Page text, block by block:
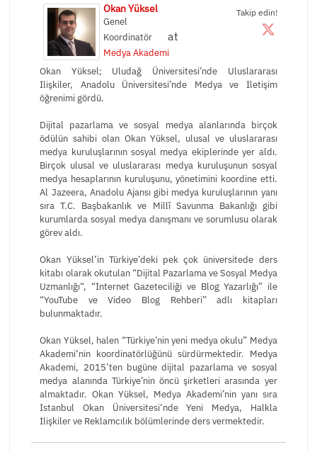
Takip edin!
Okan Yüksel
Genel
Koordinatör
at
Medya Akademi
Okan Yüksel; Uludağ Üniversitesi’nde Uluslararası
İlişkiler, Anadolu Üniversitesi’nde Medya ve İletişim
öğrenimi gördü.
Dijital pazarlama ve sosyal medya alanlarında birçok
ödülün sahibi olan Okan Yüksel, ulusal ve uluslararası
medya kuruluşlarının sosyal medya ekiplerinde yer aldı.
Birçok ulusal ve uluslararası medya kuruluşunun sosyal
medya hesaplarının kuruluşunu, yönetimini koordine etti.
Al Jazeera, Anadolu Ajansı gibi medya kuruluşlarının yanı
sıra T.C. Başbakanlık ve Millî Savunma Bakanlığı gibi
kurumlarda sosyal medya danışmanı ve sorumlusu olarak
görev aldı.
Okan Yüksel’in Türkiye’deki pek çok üniversitede ders
kitabı olarak okutulan “Dijital Pazarlama ve Sosyal Medya
Uzmanlığı“, “İnternet Gazeteciliği ve Blog Yazarlığı” ile
“YouTube ve Video Blog Rehberi” adlı kitapları
bulunmaktadır.
Okan Yüksel, halen “Türkiye’nin yeni medya okulu” Medya
Akademi‘nin koordinatörlüğünü sürdürmektedir. Medya
Akademi, 2015’ten bugüne dijital pazarlama ve sosyal
medya alanında Türkiye’nin öncü şirketleri arasında yer
almaktadır. Okan Yüksel, Medya Akademi’nin yanı sıra
İstanbul Okan Üniversitesi‘nde Yeni Medya, Halkla
İlişkiler ve Reklamcılık bölümlerinde ders vermektedir.